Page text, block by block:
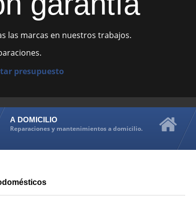
las marcas en nuestros trabajos.
A DOMICILIO
Reparaciones y mantenimientos a domicilio.